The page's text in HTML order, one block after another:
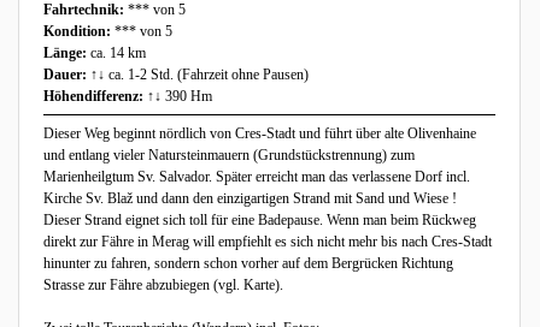
Fahrtechnik: *** von 5
Kondition: *** von 5
Länge: ca. 14 km
Dauer: ↑↓ ca. 1-2 Std. (Fahrzeit ohne Pausen)
Höhendifferenz: ↑↓ 390 Hm
Dieser Weg beginnt nördlich von Cres-Stadt und führt über alte Olivenhaine
und entlang vieler Natursteinmauern (Grundstückstrennung) zum
Marienheilgtum Sv. Salvador. Später erreicht man das verlassene Dorf incl.
Kirche Sv. Blaž und dann den einzigartigen Strand mit Sand und Wiese !
Dieser Strand eignet sich toll für eine Badepause. Wenn man beim Rückweg
direkt zur Fähre in Merag will empfiehlt es sich nicht mehr bis nach Cres-Stadt
hinunter zu fahren, sondern schon vorher auf dem Bergrücken Richtung
Strasse zur Fähre abzubiegen (vgl. Karte).